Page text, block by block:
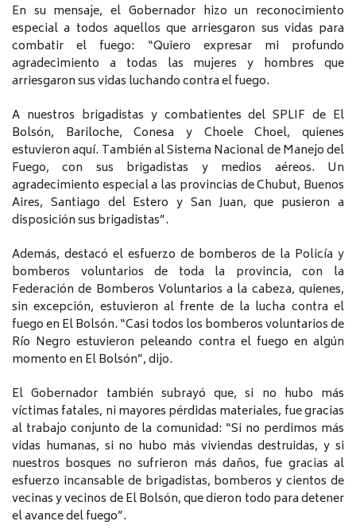
En su mensaje, el Gobernador hizo un reconocimiento
especial a todos aquellos que arriesgaron sus vidas para
combatir el fuego: “Quiero expresar mi profundo
agradecimiento a todas las mujeres y hombres que
arriesgaron sus vidas luchando contra el fuego.
A nuestros brigadistas y combatientes del SPLIF de El
Bolsón, Bariloche, Conesa y Choele Choel, quienes
estuvieron aquí. También al Sistema Nacional de Manejo del
Fuego, con sus brigadistas y medios aéreos. Un
agradecimiento especial a las provincias de Chubut, Buenos
Aires, Santiago del Estero y San Juan, que pusieron a
disposición sus brigadistas”.
Además, destacó el esfuerzo de bomberos de la Policía y
bomberos voluntarios de toda la provincia, con la
Federación de Bomberos Voluntarios a la cabeza, quienes,
sin excepción, estuvieron al frente de la lucha contra el
fuego en El Bolsón. “Casi todos los bomberos voluntarios de
Río Negro estuvieron peleando contra el fuego en algún
momento en El Bolsón”, dijo.
El Gobernador también subrayó que, si no hubo más
víctimas fatales, ni mayores pérdidas materiales, fue gracias
al trabajo conjunto de la comunidad: “Si no perdimos más
vidas humanas, si no hubo más viviendas destruidas, y si
nuestros bosques no sufrieron más daños, fue gracias al
esfuerzo incansable de brigadistas, bomberos y cientos de
vecinas y vecinos de El Bolsón, que dieron todo para detener
el avance del fuego”.